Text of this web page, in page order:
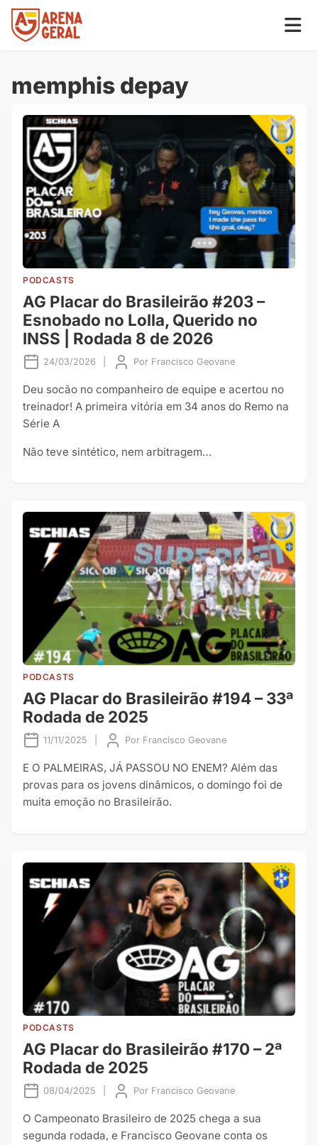
memphis depay
PODCASTS
AG Placar do Brasileirão #203 –
Esnobado no Lolla, Querido no
INSS | Rodada 8 de 2026
24/03/2026 Por Francisco Geovane
Deu socão no companheiro de equipe e acertou no
treinador! A primeira vitória em 34 anos do Remo na
Série A
Não teve sintético, nem arbitragem…
PODCASTS
AG Placar do Brasileirão #194 – 33ª
Rodada de 2025
11/11/2025 Por Francisco Geovane
E O PALMEIRAS, JÁ PASSOU NO ENEM? Além das
provas para os jovens dinâmicos, o domingo foi de
muita emoção no Brasileirão.
PODCASTS
AG Placar do Brasileirão #170 – 2ª
Rodada de 2025
08/04/2025 Por Francisco Geovane
O Campeonato Brasileiro de 2025 chega a sua
segunda rodada, e ⁠⁠Francisco Geovane⁠⁠ conta os